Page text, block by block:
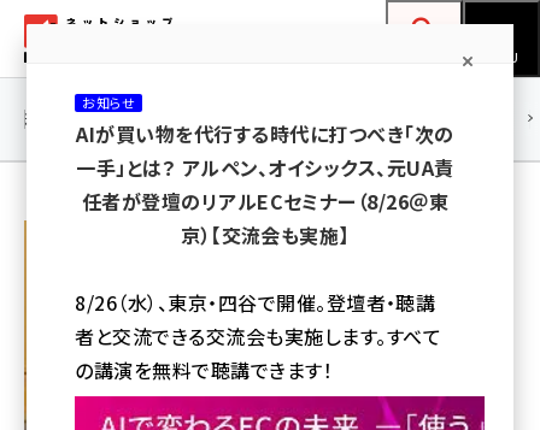
ン
ネットショップ担当者フォーラム
MENU
yahoo (1908)
楽天 (1874)
連載・特集 |
松本 順士
お知らせ
AIが買い物を代行する時代に打つべき「次の
一手」とは？ アルペン、オイシックス、元UA責
任者が登壇のリアルECセミナー（8/26＠東
京）【交流会も実施】
8/26（水）、東京・四谷で開催。登壇者・聴講
者と交流できる交流会も実施します。すべて
の講演を無料で聴講できます！